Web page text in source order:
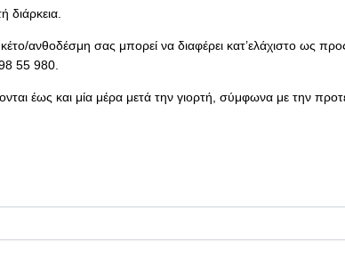
διάρκεια.
ανθοδέσμη σας μπορεί να διαφέρει κατ’ελάχιστο ως
55 980.
έως και μία μέρα μετά την γιορτή, σύμφωνα με την